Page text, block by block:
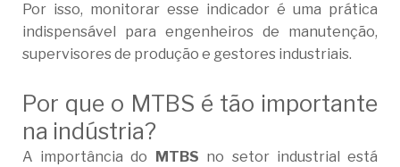
Por isso, monitorar esse indicador é uma prática
indispensável para engenheiros de manutenção,
supervisores de produção e gestores industriais.
Por que o MTBS é tão importante
na indústria?
A importância do MTBS no setor industrial está